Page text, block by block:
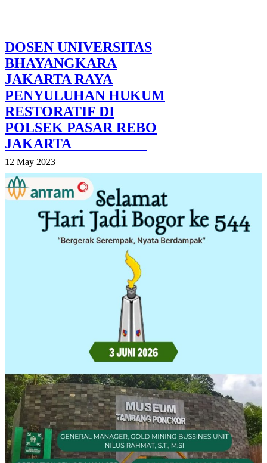
DOSEN UNIVERSITAS
BHAYANGKARA
JAKARTA RAYA
PENYULUHAN HUKUM
RESTORATIF DI
POLSEK PASAR REBO
JAKARTA
12 May 2023